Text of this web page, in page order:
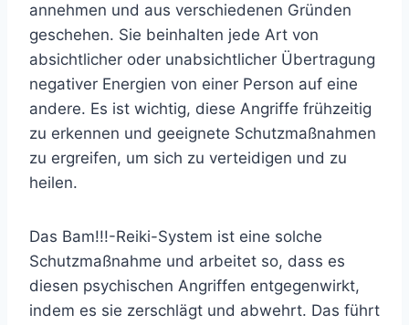
annehmen und aus verschiedenen Gründen
geschehen. Sie beinhalten jede Art von
absichtlicher oder unabsichtlicher Übertragung
negativer Energien von einer Person auf eine
andere. Es ist wichtig, diese Angriffe frühzeitig
zu erkennen und geeignete Schutzmaßnahmen
zu ergreifen, um sich zu verteidigen und zu
heilen.
Das Bam!!!-Reiki-System ist eine solche
Schutzmaßnahme und arbeitet so, dass es
diesen psychischen Angriffen entgegenwirkt,
indem es sie zerschlägt und abwehrt. Das führt